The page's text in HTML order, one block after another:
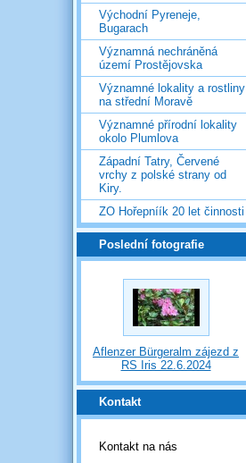
Východní Pyreneje,
Bugarach
Významná nechráněná
území Prostějovska
Významné lokality a rostliny
na střední Moravě
Významné přírodní lokality
okolo Plumlova
Západní Tatry, Červené
vrchy z polské strany od
Kiry.
ZO Hořepníík 20 let činnosti
Poslední fotografie
Aflenzer Bürgeralm zájezd z
RS Iris 22.6.2024
Kontakt
Kontakt na nás